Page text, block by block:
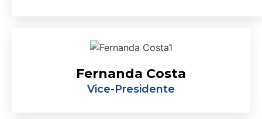
Fernanda Costa
Vice-Presidente